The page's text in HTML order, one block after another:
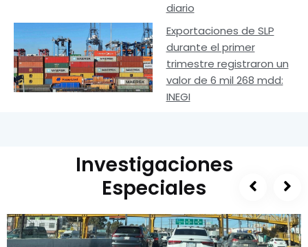
diario
Exportaciones de SLP
durante el primer
trimestre registraron un
valor de 6 mil 268 mdd:
INEGI
Investigaciones
Especiales